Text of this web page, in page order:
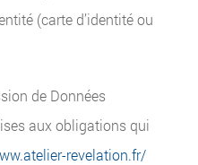
(carte d’identité ou
de Données
aux obligations qui
revelation.fr/